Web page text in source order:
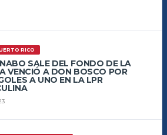
RICO
SALE DEL FONDO DE LA
VENCIÓ A DON BOSCO POR
A UNO EN LA LPR